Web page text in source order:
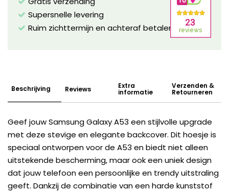
Supersnelle levering
Ruim zichttermijn en achteraf betalen mogelijk!
Beschrijving Reviews Extra
informatie
Verzenden &
Retourneren
Geef jouw Samsung Galaxy A53 een stijlvolle upgrade
met deze stevige en elegante backcover. Dit hoesje is
speciaal ontworpen voor de A53 en biedt niet alleen
uitstekende bescherming, maar ook een uniek design
dat jouw telefoon een persoonlijke en trendy uitstraling
geeft. Dankzij de combinatie van een harde kunststof